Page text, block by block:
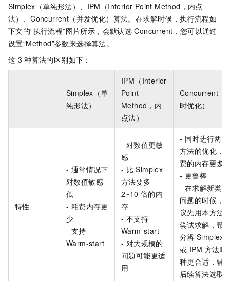
Simplex（单纯形法）、IPM（Interior Point Method，内点
法）、Concurrent（并发优化）算法。在求解时候，执行流程如
下文的“执行流程”图片所示，会默认选 Concurrent，您可以通过
设置“Method”参数来选择算法。
这 3 种算法的区别如下：
Simplex（单
纯形法）
IPM（Interior
Point
Method，内
点法）
Concurrent（
时优化）
特性
- 通常情况下
对数值敏感
低
- 耗费内存更
少
- 支持
Warm-start
- 对数值更敏
感
- 比 Simplex
方法要多
2~10 倍的内
存
- 不支持
Warm-start
- 对大规模的
问题可能更适
用
- 同时进行两个
方法的优化，
费的内存更多
- 更鲁棒
- 在求解新类别
问题的时候，
议先用本方法
尝试求解，帮
分辨 Simplex
或 IPM 方法哪
种更合适，辅
后续算法选取